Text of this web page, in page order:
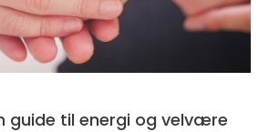
guide til energi og velvære